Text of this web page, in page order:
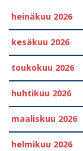
heinäkuu 2026
kesäkuu 2026
toukokuu 2026
huhtikuu 2026
maaliskuu 2026
helmikuu 2026